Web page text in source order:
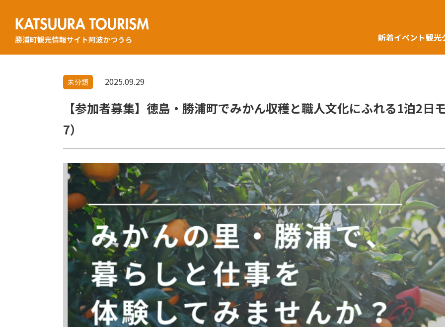
content
勝浦町観光情報サイト
阿波かつうら 新着イベント観光
未分類 2025.09.29
【参加者募集】徳島・勝浦町でみかん収穫と職人文化にふれる1泊2
7）